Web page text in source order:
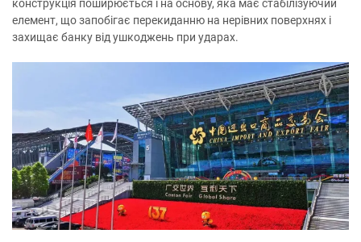
конструкція поширюється і на основу, яка має стабілізуючий
елемент, що запобігає перекиданню на нерівних поверхнях і
захищає банку від ушкоджень при ударах.